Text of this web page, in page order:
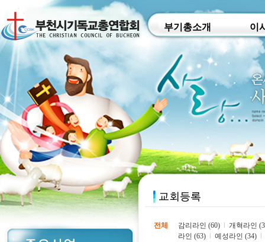
부기총소개 이
전체 감리라인 (60)
개혁라인
라인 (63)
예성라인 (34)